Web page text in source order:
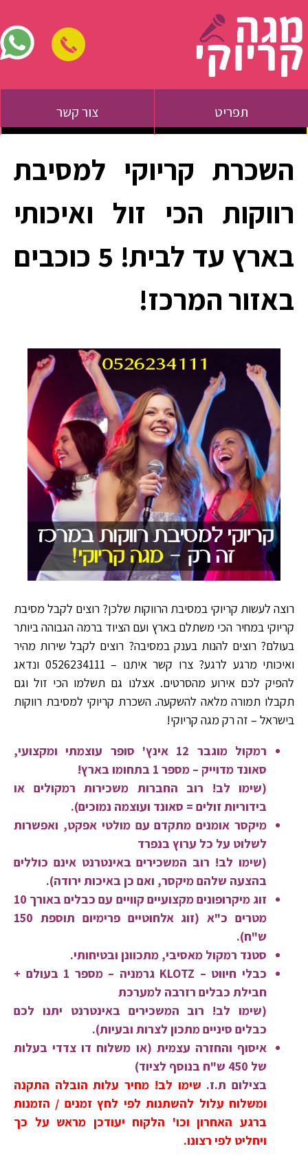
תפריט צור קשר
השכרת קריוקי למסיבת
רווקות הכי זול ואיכותי
בארץ עד לבית! 5 כוכבים
באזור המרכז!
רוצה לעשות קריוקי במסיבת הרווקות שלכן? רוצים לקבל מסיבת
קריוקי במחיר הכי משתלם בארץ ועם הציוד ברמה הגבוהה ביותר
בעולם? רוצים להנות בענק במסיבה? רוצים לקבל שירות מהיר
ואיכותי מרגע לרגע? צרו קשר איתנו – 0526234111 ונדאג
להפיק לכם אירוע מהסרטים. אצלנו גם תשלמו הכי זול וגם
תקבלו תמורה מלאה להשקעה. השכרת קריוקי למסיבת רווקות
בישראל – זה רק מגה קריוקי!
רמקול מוגבר 12 אינץ' סופר עוצמתי ומקצועי,
סאונד מדוייק – מספר 1 בתחומו בארץ!
(שימו לב! רוב החברות משכירות רמקולים או
בידוריות זולים = סאונד ועוצמה נמוכים).
מיקסר אומנים מתקדם עם מולטי אפקט, ואפשרות
לשלוט על כל ערוץ בנפרד
(שימו לב! רוב המשכירים באינטרנט אינם כוללים
בהצעה שלהם מיקסר, ואם כן באיכות ירודה).
זוג מיקרופונים מקצועיים קוויים עם כבלים באורך 10
מטרים כ"א (זוג אלחוטיים פרימיום תוספת 150
ש"ח).
סטנד רמקול מאסיבי, מתכוונן ובטיחותי.
כבלי חיווט – KLOTZ גרמניה – מספר 1 בעולם +
חבילת כבלים רזרבה למערכת
(שימו לב! רוב המשכירים באינטרנט יתנו לכם
כבלים סיניים מתכון לצרות ובעיות).
איסוף והחזרה עצמית (או משלוח דו צדדי בעלות
של 450 ש"ח בנוסף לציוד)
בצילום ת.ז. שימו לב! מחיר עלות הובלה התקנה
ומשלוח עלול להשתנות לפי לחץ זמנים / הזמנות
ברגע האחרון וכו' הלקוח יעודכן מראש על כך
ויחליט לפי רצונו.